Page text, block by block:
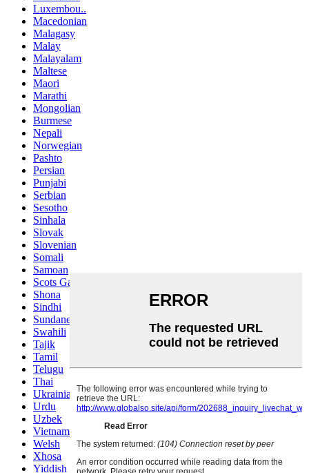
Luxembou..
Macedonian
Malagasy
Malay
Malayalam
Maltese
Maori
Marathi
Mongolian
Burmese
Nepali
Norwegian
Pashto
Persian
Punjabi
Serbian
Sesotho
Sinhala
Slovak
Slovenian
Somali
Samoan
Scots Gaelic
Shona
Sindhi
Sundanese
Swahili
Tajik
Tamil
Telugu
Thai
Ukrainian
Urdu
Uzbek
Vietnamese
Welsh
Xhosa
Yiddish